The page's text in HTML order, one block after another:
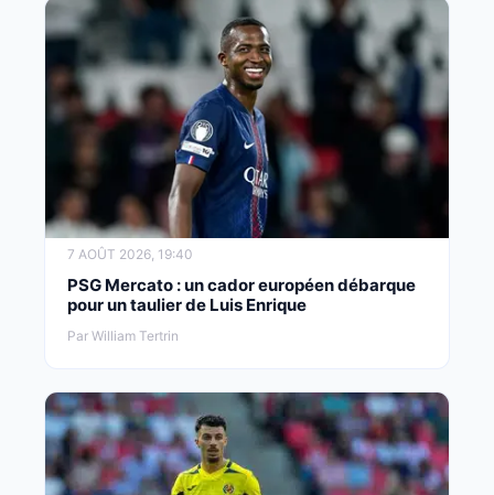
7 AOÛT 2026, 19:40
PSG Mercato : un cador européen débarque
pour un taulier de Luis Enrique
Par William Tertrin